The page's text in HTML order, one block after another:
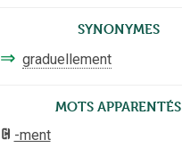
Synonymes
⇒ graduellement
Mots apparentés
-ment